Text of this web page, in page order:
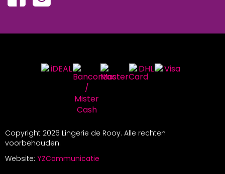
Copyright 2026 Lingerie de Rooy. Alle rechten
voorbehouden.
Website: YZCommunicatie